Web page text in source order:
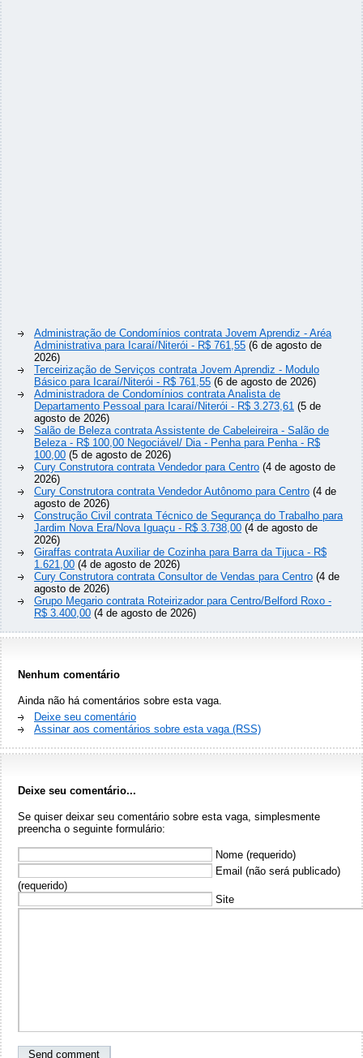
Administração de Condomínios contrata Jovem Aprendiz - Aréa
Administrativa para Icaraí/Niterói - R$ 761,55 (6 de agosto de
2026)
Terceirização de Serviços contrata Jovem Aprendiz - Modulo
Básico para Icaraí/Niterói - R$ 761,55 (6 de agosto de 2026)
Administradora de Condomínios contrata Analista de
Departamento Pessoal para Icaraí/Niterói - R$ 3.273,61 (5 de
agosto de 2026)
Salão de Beleza contrata Assistente de Cabeleireira - Salão de
Beleza - R$ 100,00 Negociável/ Dia - Penha para Penha - R$
100,00 (5 de agosto de 2026)
Cury Construtora contrata Vendedor para Centro (4 de agosto de
2026)
Cury Construtora contrata Vendedor Autônomo para Centro (4 de
agosto de 2026)
Construção Civil contrata Técnico de Segurança do Trabalho para
Jardim Nova Era/Nova Iguaçu - R$ 3.738,00 (4 de agosto de
2026)
Giraffas contrata Auxiliar de Cozinha para Barra da Tijuca - R$
1.621,00 (4 de agosto de 2026)
Cury Construtora contrata Consultor de Vendas para Centro (4 de
agosto de 2026)
Grupo Megario contrata Roteirizador para Centro/Belford Roxo -
R$ 3.400,00 (4 de agosto de 2026)
Nenhum comentário
Ainda não há comentários sobre esta vaga.
Deixe seu comentário
Assinar aos comentários sobre esta vaga (RSS)
Deixe seu comentário...
Se quiser deixar seu comentário sobre esta vaga, simplesmente
preencha o seguinte formulário:
Nome (requerido)
Email (não será publicado)
(requerido)
Site